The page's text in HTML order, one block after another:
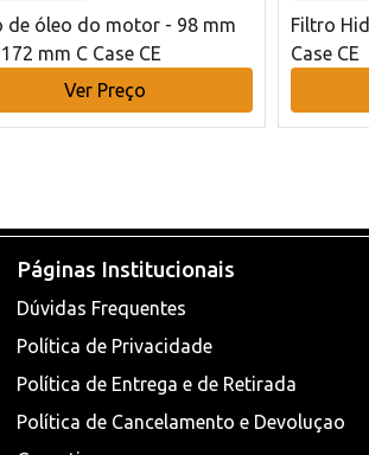
de óleo do motor - 98 mm
mm C Case CE
Ver Preço
Filtro
Case CE
Páginas Institucionais
Dúvidas Frequentes
Política de Privacidade
Política de Entrega e de Retirada
Política de Cancelamento e Devoluçao